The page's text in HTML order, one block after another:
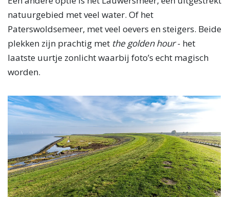
natuurgebied met veel water. Of het
Paterswoldsemeer, met veel oevers en steigers. Beide
plekken zijn prachtig met the golden hour- het
laatste uurtje zonlicht waarbij foto’s echt magisch
worden.